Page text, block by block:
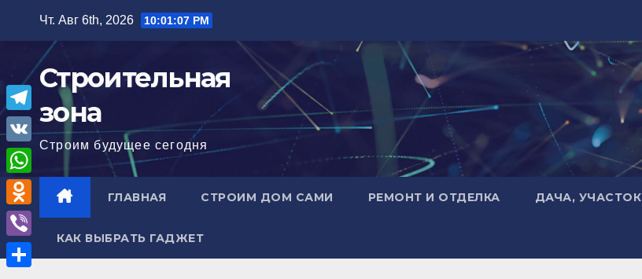
содержимому
Чт. Авг 6th, 2026 10:01:08 PM
Строительная
зона
Строим будущее сегодня
ГЛАВНАЯ СТРОИМ ДОМ САМИ РЕМОНТ И ОТДЕЛКА ДАЧА, УЧАСТОК
КАК ВЫБРАТЬ ГАДЖЕТ
T
e
l
e
g
r
V
K
W
h
a
O
d
n
V